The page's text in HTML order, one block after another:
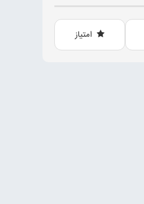
امتیاز